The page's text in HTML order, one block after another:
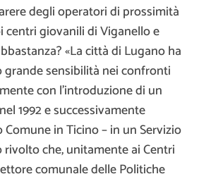
degli operatori di prossimità
centri giovanili di Viganello e
«La città di Lugano ha
sensibilità nei confronti
con l’introduzione di un
1992 e successivamente
in Ticino – in un Servizio
che, unitamente ai Centri
comunale delle Politiche